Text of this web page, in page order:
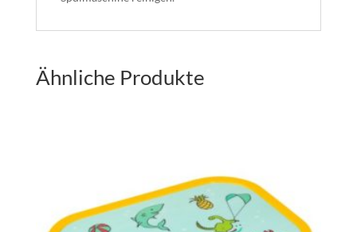
Ähnliche Produkte